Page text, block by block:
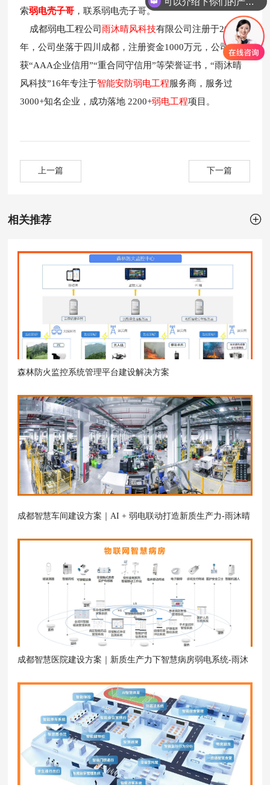
索弱电壳子哥 ，联系弱电壳子哥。
成都弱电工程公司雨沐晴风科技有限公司注册于2017
年，公司坐落于四川成都，注册资金1000万元，公司荣
获“AAA企业信用”“重合同守信用”等荣誉证书，“雨沐晴
风科技”16年专注于智能安防弱电工程 服务商，服务过
3000+知名企业，成功落地 2200+弱电工程项目。
上一篇 下一篇
相关推荐 
森林防火监控系统管理平台建设解决方案
成都智慧车间建设方案｜AI + 弱电联动打造新质生产力-雨沐晴
成都智慧医院建设方案｜新质生产力下智慧病房弱电系统-雨沐